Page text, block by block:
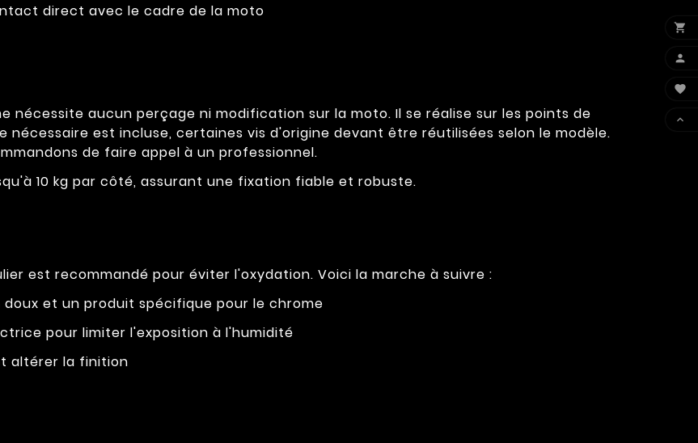
direct avec le cadre de la moto
nécessite aucun perçage ni modification sur la moto. Il se réalise sur les points de
nécessaire est incluse, certaines vis d'origine devant être réutilisées selon le modèle.
de faire appel à un professionnel.
10 kg par côté, assurant une fixation fiable et robuste.
est recommandé pour éviter l'oxydation. Voici la marche à suivre :
et un produit spécifique pour le chrome
pour limiter l'exposition à l'humidité
altérer la finition



